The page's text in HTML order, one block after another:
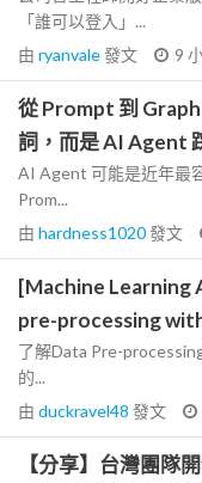
「誰可以登入」...
由 ryanvale發文 9
從 Prompt 到
詞，而是 AI Agent
AI Agent 可能是近年最
Prom...
由 hardness1020發文
[Machine Learning
pre-processing
了解Data Pre-
的...
由 duckravel48 發文
【分享】台灣團隊